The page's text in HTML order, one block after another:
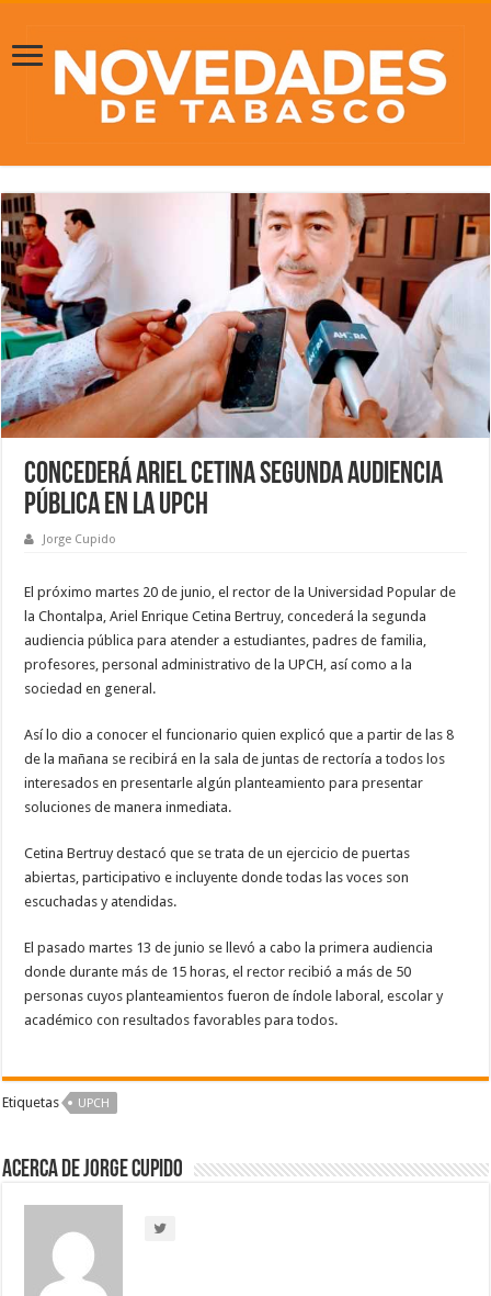
Concederá Ariel Cetina segunda audiencia
pública en la UPCH
Jorge Cupido
El próximo martes 20 de junio, el rector de la Universidad Popular de
la Chontalpa, Ariel Enrique Cetina Bertruy, concederá la segunda
audiencia pública para atender a estudiantes, padres de familia,
profesores, personal administrativo de la UPCH, así como a la
sociedad en general.
Así lo dio a conocer el funcionario quien explicó que a partir de las 8
de la mañana se recibirá en la sala de juntas de rectoría a todos los
interesados en presentarle algún planteamiento para presentar
soluciones de manera inmediata.
Cetina Bertruy destacó que se trata de un ejercicio de puertas
abiertas, participativo e incluyente donde todas las voces son
escuchadas y atendidas.
El pasado martes 13 de junio se llevó a cabo la primera audiencia
donde durante más de 15 horas, el rector recibió a más de 50
personas cuyos planteamientos fueron de índole laboral, escolar y
académico con resultados favorables para todos.
Etiquetas UPCH
Acerca de Jorge Cupido